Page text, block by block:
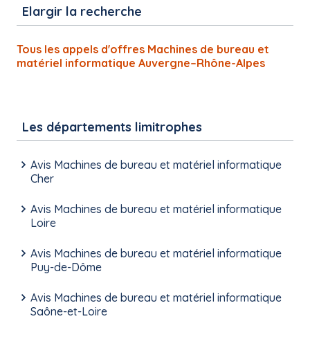
Elargir la recherche
Tous les appels d'offres Machines de bureau et
matériel informatique Auvergne–Rhône-Alpes
Les départements limitrophes
Avis Machines de bureau et matériel informatique
Cher
Avis Machines de bureau et matériel informatique
Loire
Avis Machines de bureau et matériel informatique
Puy-de-Dôme
Avis Machines de bureau et matériel informatique
Saône-et-Loire